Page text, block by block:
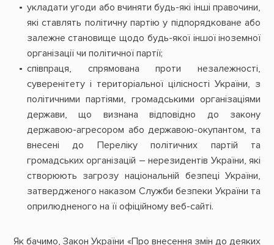
укладати угоди або вчиняти будь-які інші правочини,
які ставлять політичну партію у підпорядковане або
залежне становище щодо будь-якої іншої іноземної
організації чи політичної партії;
співпраця, спрямована проти незалежності,
суверенітету і територіальної цілісності України, з
політичними партіями, громадськими організаціями
держави, що визнана відповідно до закону
державою-агресором або державою-окупантом, та
внесені до Переліку політичних партій та
громадських організацій – нерезидентів України, які
створюють загрозу національній безпеці України,
затвердженого наказом Служби безпеки України та
оприлюдненого на її офіційному веб-сайті.
Як бачимо, Закон України «Про внесення змін до деяких